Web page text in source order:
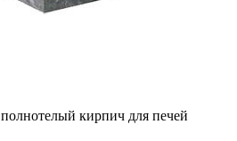
кирпич для печей